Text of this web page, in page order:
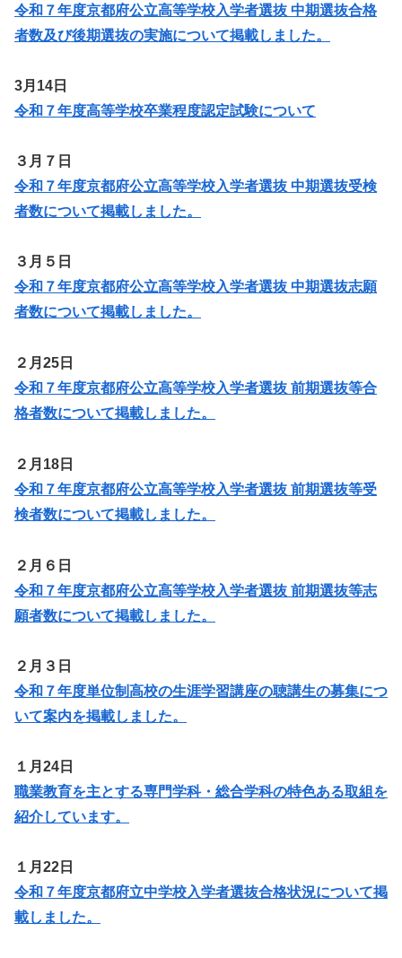
令和７年度京都府公立高等学校入学者選抜 中期選抜合格
者数及び後期選抜の実施について掲載しました。
3月14日
令和７年度高等学校卒業程度認定試験について
３月７日
令和７年度京都府公立高等学校入学者選抜 中期選抜受検
者数について掲載しました。
３月５日
令和７年度京都府公立高等学校入学者選抜 中期選抜志願
者数について掲載しました。
２月25日
令和７年度京都府公立高等学校入学者選抜 前期選抜等合
格者数について掲載しました。
２月18日
令和７年度京都府公立高等学校入学者選抜 前期選抜等受
検者数について掲載しました。
２月６日
令和７年度京都府公立高等学校入学者選抜 前期選抜等志
願者数について掲載しました。
２月３日
令和７年度単位制高校の生涯学習講座の聴講生の募集につ
いて案内を掲載しました。
１月24日
職業教育を主とする専門学科・総合学科の特色ある取組を
紹介しています。
１月22日
令和７年度京都府立中学校入学者選抜合格状況について掲
載しました。